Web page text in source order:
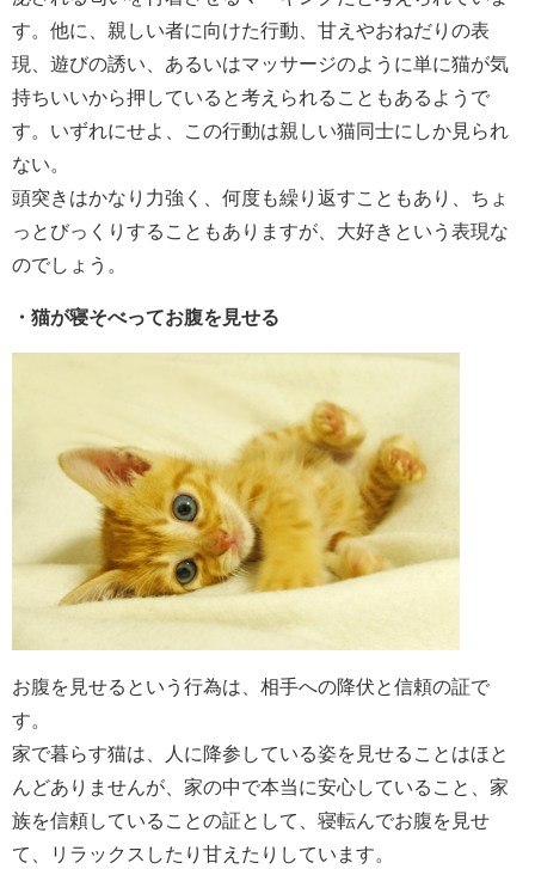
す。他に、親しい者に向けた行動、甘えやおねだりの表
現、遊びの誘い、あるいはマッサージのように単に猫が気
持ちいいから押していると考えられることもあるようで
す。いずれにせよ、この行動は親しい猫同士にしか見られ
ない。
頭突きはかなり力強く、何度も繰り返すこともあり、ちょ
っとびっくりすることもありますが、大好きという表現な
のでしょう。
・猫が寝そべってお腹を見せる
お腹を見せるという行為は、相手への降伏と信頼の証で
す。
家で暮らす猫は、人に降参している姿を見せることはほと
んどありませんが、家の中で本当に安心していること、家
族を信頼していることの証として、寝転んでお腹を見せ
て、リラックスしたり甘えたりしています。